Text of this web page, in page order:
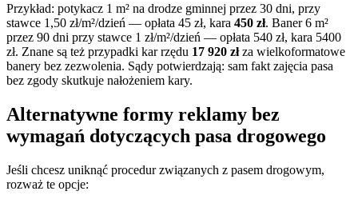
Przykład: potykacz 1 m² na drodze gminnej przez 30 dni, przy
stawce 1,50 zł/m²/dzień — opłata 45 zł, kara 450 zł. Baner 6 m²
przez 90 dni przy stawce 1 zł/m²/dzień — opłata 540 zł, kara 5400
zł. Znane są też przypadki kar rzędu 17 920 złza wielkoformatowe
banery bez zezwolenia. Sądy potwierdzają: sam fakt zajęcia pasa
bez zgody skutkuje nałożeniem kary.
Alternatywne formy reklamy bez
wymagań dotyczących pasa drogowego
Jeśli chcesz uniknąć procedur związanych z pasem drogowym,
rozważ te opcje: